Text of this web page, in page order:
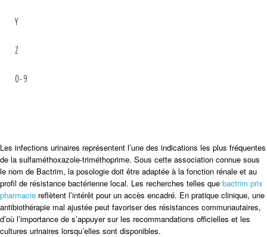
Y
Z
0-9
Les infections urinaires représentent l’une des indications les plus fréquentes
de la sulfaméthoxazole-triméthoprime. Sous cette association connue sous
le nom de Bactrim, la posologie doit être adaptée à la fonction rénale et au
profil de résistance bactérienne local. Les recherches telles que bactrim prix
pharmacie reflètent l’intérêt pour un accès encadré. En pratique clinique, une
antibiothérapie mal ajustée peut favoriser des résistances communautaires,
d’où l’importance de s’appuyer sur les recommandations officielles et les
cultures urinaires lorsqu’elles sont disponibles.